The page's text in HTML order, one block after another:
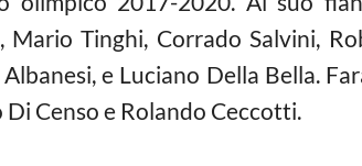
Tinghi, Corrado Salvini,
e Luciano Della Bella.
Censo e Rolando Ceccotti.